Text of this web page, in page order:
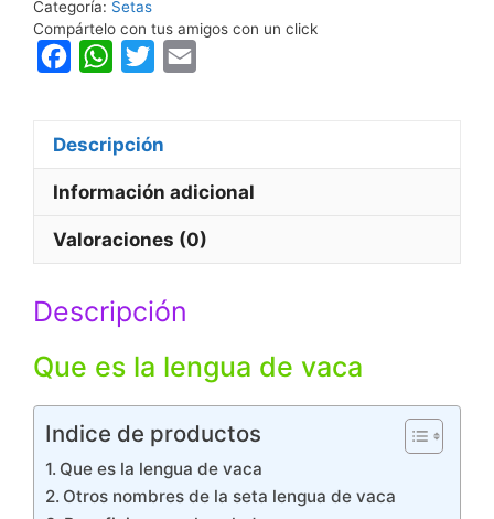
Categoría: Setas
Compártelo con tus amigos con un click
e
b
W
t
s
t
t
l
Descripción
Información adicional
Valoraciones (0)
Descripción
Que es la lengua de vaca
Indice de productos
Que es la lengua de vaca
Otros nombres de la seta lengua de vaca